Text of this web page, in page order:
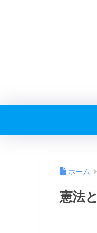
ホーム
憲法